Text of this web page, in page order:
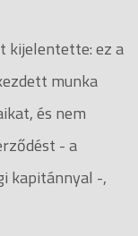
kijelentette: ez a
munka
és nem
- a
kapitánnyal -,